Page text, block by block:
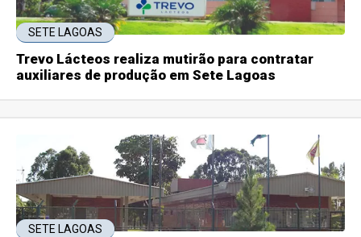
SETE LAGOAS
Trevo Lácteos realiza mutirão para contratar
auxiliares de produção em Sete Lagoas
SETE LAGOAS